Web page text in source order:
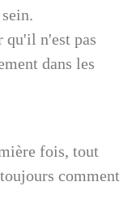
qu'il n'est pas
dans les
fois, tout
comment